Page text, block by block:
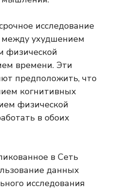
исследование
между ухудшением
физической
времени. Эти
предположить, что
когнитивных
физической
в обоих
в Сеть
данных
исследования